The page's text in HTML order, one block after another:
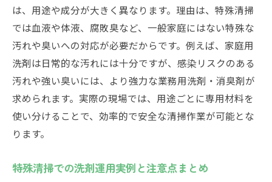
業務用清掃用品を使った効率的な洗浄方法
消臭剤との併用で最大限の清掃効果を発揮
洗剤選びの失敗を防ぐ基礎知識と応用法
バクテリア洗剤で感染症リスクを減らす方法
特殊清掃で活用するバクテリア洗剤の基本
知識
業務用清掃用品の感染対策と使用ポイント
は、用途や成分が大きく異なります。理由は、特殊清掃
では血液や体液、腐敗臭など、一般家庭にはない特殊な
汚れや臭いへの対応が必要だからです。例えば、家庭用
洗剤は日常的な汚れには十分ですが、感染リスクのある
汚れや強い臭いには、より強力な業務用洗剤・消臭剤が
求められます。実際の現場では、用途ごとに専用材料を
使い分けることで、効率的で安全な清掃作業が可能とな
ります。
特殊清掃での洗剤運用実例と注意点まとめ